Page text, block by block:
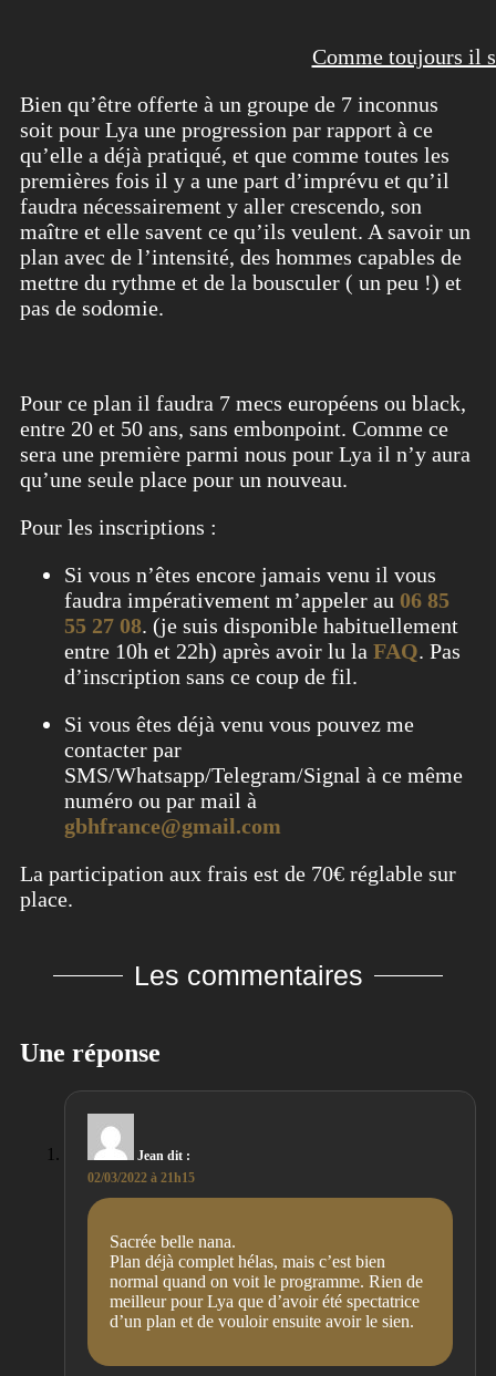
Comme toujours il
Bien qu’être offerte à un groupe de 7 inconnus
soit pour Lya une progression par rapport à ce
qu’elle a déjà pratiqué, et que comme toutes les
premières fois il y a une part d’imprévu et qu’il
faudra nécessairement y aller crescendo, son
maître et elle savent ce qu’ils veulent. A savoir un
plan avec de l’intensité, des hommes capables de
mettre du rythme et de la bousculer ( un peu !) et
pas de sodomie.
Pour ce plan il faudra 7 mecs européens ou black,
entre 20 et 50 ans, sans embonpoint. Comme ce
sera une première parmi nous pour Lya il n’y aura
qu’une seule place pour un nouveau.
Pour les inscriptions :
Si vous n’êtes encore jamais venu il vous
faudra impérativement m’appeler au 06 85
55 27 08. (je suis disponible habituellement
entre 10h et 22h) après avoir lu la FAQ. Pas
d’inscription sans ce coup de fil.
Si vous êtes déjà venu vous pouvez me
contacter par
SMS/Whatsapp/Telegram/Signal à ce même
numéro ou par mail à
gbhfrance@gmail.com
La participation aux frais est de 70€ réglable sur
place.
Les commentaires
Une réponse
Jean dit :
02/03/2022 à 21h15
Sacrée belle nana.
Plan déjà complet hélas, mais c’est bien
normal quand on voit le programme. Rien de
meilleur pour Lya que d’avoir été spectatrice
d’un plan et de vouloir ensuite avoir le sien.